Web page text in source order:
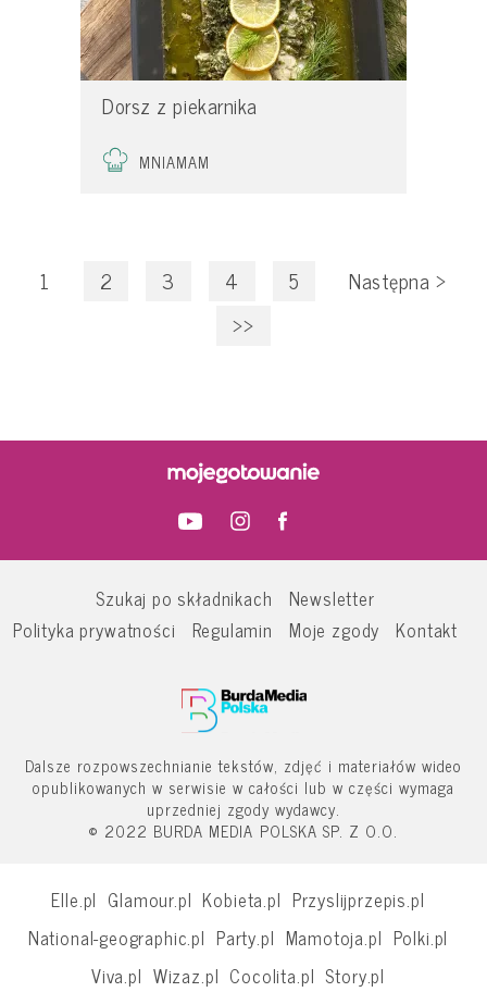
Dorsz z piekarnika
MNIAMAM
1 2 3 4 5 Następna>
>>
Szukaj po składnikach
Newsletter
Polityka prywatności
Regulamin Moje zgody Kontakt
Dalsze rozpowszechnianie tekstów, zdjęć i materiałów wideo
opublikowanych w serwisie w całości lub w części wymaga
uprzedniej zgody wydawcy.
© 2022 BURDA MEDIA POLSKA SP. Z O.O.
Elle.pl Glamour.pl Kobieta.pl Przyslijprzepis.pl
National-geographic.pl Party.pl Mamotoja.pl Polki.pl
Viva.pl Wizaz.pl Cocolita.pl Story.pl